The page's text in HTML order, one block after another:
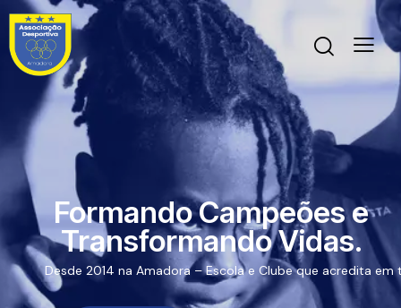
Desde 2014 na Amadora – Escola e Clube que acredita em
Formando Campeões e
Transformando Vidas.